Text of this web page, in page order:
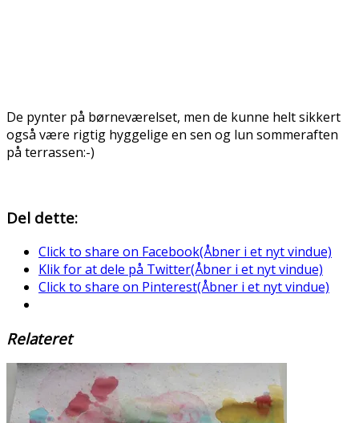
De pynter på børneværelset, men de kunne helt sikkert
også være rigtig hyggelige en sen og lun sommeraften
på terrassen:-)
Del dette:
Click to share on Facebook(Åbner i et nyt vindue)
Klik for at dele på Twitter(Åbner i et nyt vindue)
Click to share on Pinterest(Åbner i et nyt vindue)
Relateret